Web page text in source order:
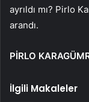
ayrıldı mı? Pirlo
arandı.
PİRLO
İlgili Makaleler